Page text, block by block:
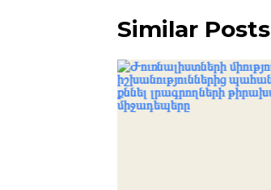
Similar Posts